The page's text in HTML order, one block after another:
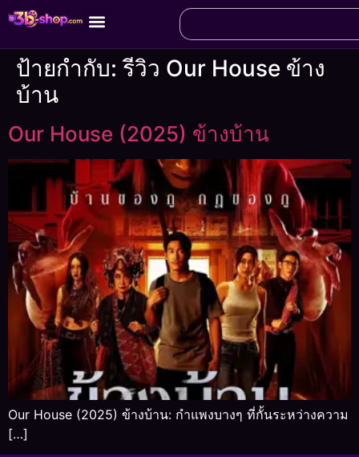
ป้ายกำกับ:รีวิว Our House ข้าง
บ้าน
Our House (2025) ข้างบ้าน
Our House (2025) ข้างบ้าน: กำแพงบางๆ ที่กั้นระหว่างความ
[…]